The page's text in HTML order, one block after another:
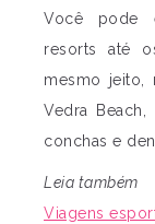
Você pode
resorts até
mesmo jeito,
Vedra
conchas e
Leia também
Viagens